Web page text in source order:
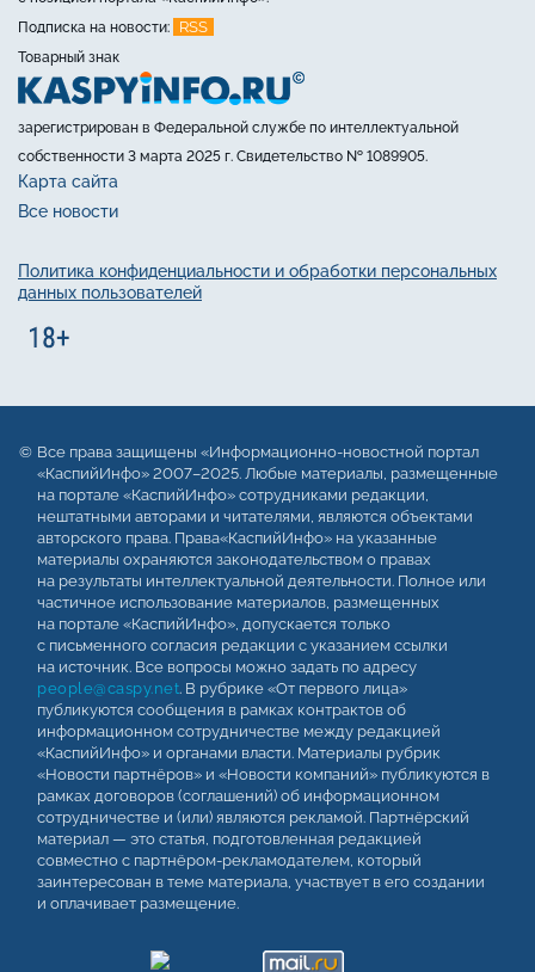
Подписка на новости:
RSS
Товарный знак
зарегистрирован в Федеральной службе по интеллектуальной
собственности 3 марта 2025 г. Свидетельство № 1089905.
Карта сайта
Все новости
Политика конфиденциальности и обработки персональных
данных пользователей
Все права защищены «Информационно-новостной портал
«КаспийИнфо» 2007–2025. Любые материалы, размещенные
на портале «КаспийИнфо» сотрудниками редакции,
нештатными авторами и читателями, являются объектами
авторского права. Права«КаспийИнфо» на указанные
материалы охраняются законодательством о правах
на результаты интеллектуальной деятельности. Полное или
частичное использование материалов, размещенных
на портале «КаспийИнфо», допускается только
с письменного согласия редакции с указанием ссылки
на источник. Все вопросы можно задать по адресу
people@caspy.net. В рубрике «От первого лица»
публикуются сообщения в рамках контрактов об
информационном сотрудничестве между редакцией
«КаспийИнфо» и органами власти. Материалы рубрик
«Новости партнёров» и «Новости компаний» публикуются в
рамках договоров (соглашений) об информационном
сотрудничестве и (или) являются рекламой. Партнёрский
материал — это статья, подготовленная редакцией
совместно с партнёром-рекламодателем, который
заинтересован в теме материала, участвует в его создании
и оплачивает размещение.